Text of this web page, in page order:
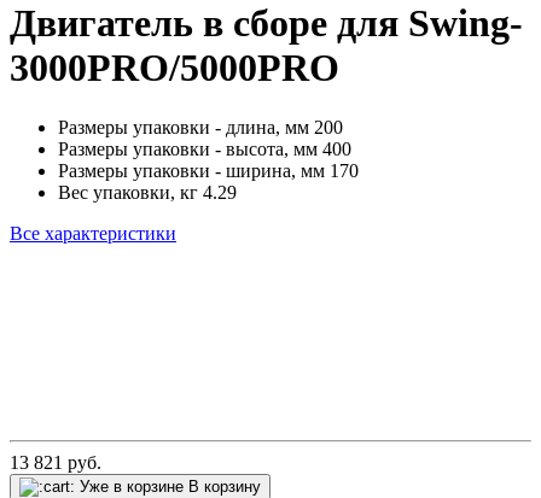
Двигатель в сборе для Swing-
3000PRO/5000PRO
Размеры упаковки - длина, мм 200
Размеры упаковки - высота, мм 400
Размеры упаковки - ширина, мм 170
Вес упаковки, кг 4.29
Все характеристики
13 821 руб.
Уже в корзине В корзину